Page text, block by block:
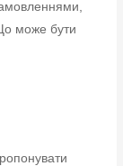
може бути